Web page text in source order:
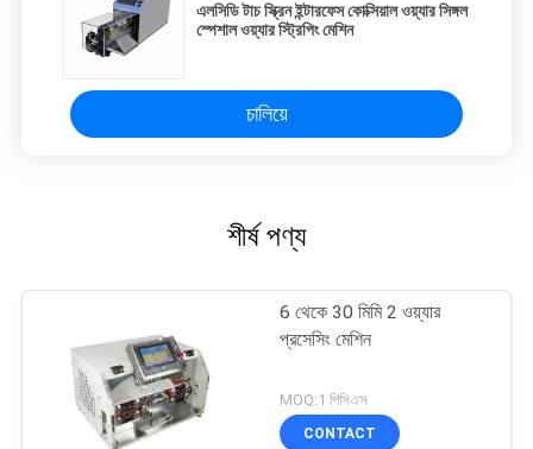
এলসিডি টাচ স্ক্রিন ইন্টারফেস কোক্সিয়াল ওয়্যার সিঙ্গল
স্পেশাল ওয়্যার স্ট্রিপিং মেশিন
চালিয়ে
শীর্ষ পণ্য
6 থেকে 30 মিমি 2 ওয়্যার
প্রসেসিং মেশিন
MOQ:1 পিসিএস
CONTACT